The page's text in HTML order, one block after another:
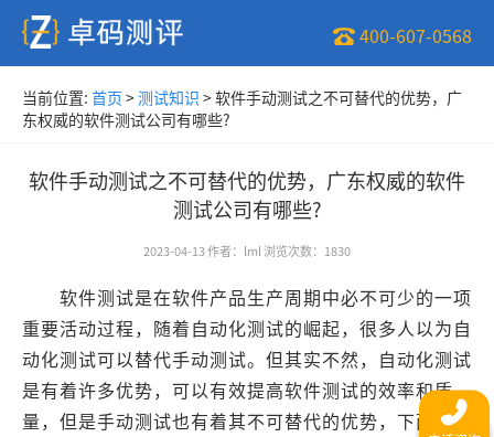
400-607-0568
当前位置: 首页 >测试知识 >软件手动测试之不可替代的优势，广
东权威的软件测试公司有哪些?
软件手动测试之不可替代的优势，广东权威的软件
测试公司有哪些?
2023-04-13作者： lml 浏览次数： 1830
软件测试是在软件产品生产周期中必不可少的一项
重要活动过程，随着自动化测试的崛起，很多人以为自
动化测试可以替代手动测试。但其实不然，自动化测试
是有着许多优势，可以有效提高软件测试的效率和质
量，但是手动测试也有着其不可替代的优势，下面小编